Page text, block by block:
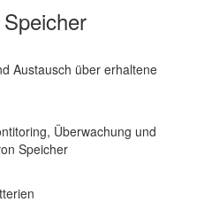
Austausch über erhaltene
Überwachung und
Speicher